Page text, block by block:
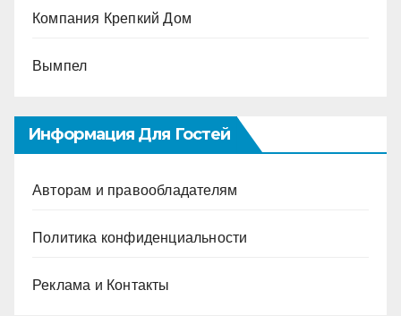
Компания Крепкий Дом
Вымпел
Информация Для Гостей
Авторам и правообладателям
Политика конфиденциальности
Реклама и Контакты